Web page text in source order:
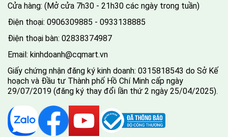
Cửa hàng: (Mở cửa 7h30 - 21h30 các ngày trong tuần)
Điện thoại: 0906309885 - 0933138885
Điện thoại bàn: 02838374987
Email: kinhdoanh@cqmart.vn
Giấy chứng nhận đăng ký kinh doanh: 0315818543 do Sở Kế
hoạch và Đầu tư Thành phố Hồ Chí Minh cấp ngày
29/07/2019 (đăng ký thay đổi lần thứ 2 ngày 25/04/2025).